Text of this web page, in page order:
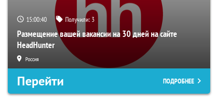
15:00:39 Получили: 3
Размещение вашей вакансии на 30 дней на сайте
HeadHunter
Россия
Перейти ПОДРОБНЕЕ